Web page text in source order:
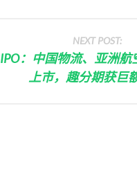
NEXT POST:
IPO：中国物流、亚洲航
上市，趣分期获巨